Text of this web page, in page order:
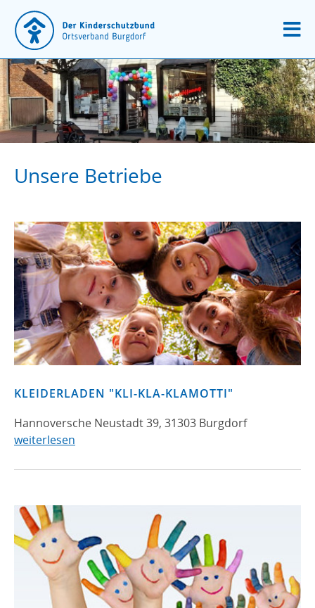
Unsere Betriebe
KLEIDERLADEN "KLI-KLA-KLAMOTTI"
Hannoversche Neustadt 39, 31303 Burgdorf
weiterlesen